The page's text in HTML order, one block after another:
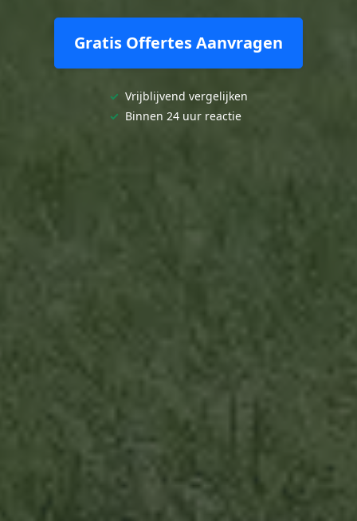
Gratis Offertes Aanvragen
✓ Vrijblijvend vergelijken
✓ Binnen 24 uur reactie